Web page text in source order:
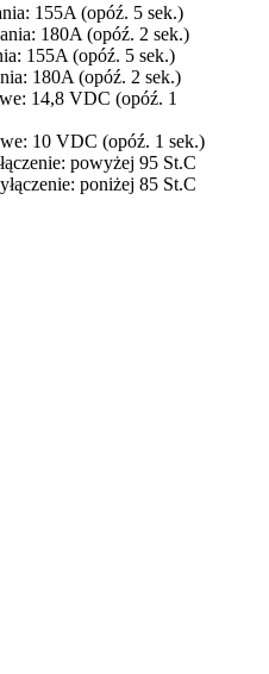
155A (opóź. 5 sek.)
180A (opóź. 2 sek.)
155A (opóź. 5 sek.)
180A (opóź. 2 sek.)
14,8 VDC (opóź. 1
10 VDC (opóź. 1 sek.)
powyżej 95 St.C
poniżej 85 St.C